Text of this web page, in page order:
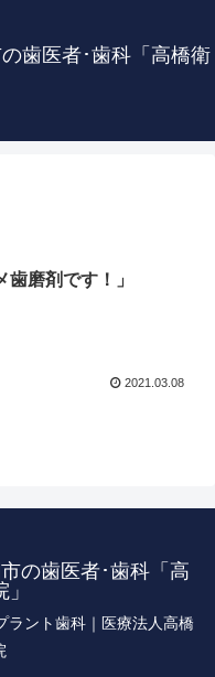
歯医者･歯科「高橋衛
歯磨剤です！」
2021.03.08
の歯医者･歯科「高
ラント歯科｜医療法人高橋